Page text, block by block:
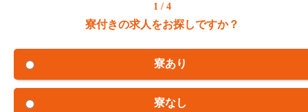
1 / 4
寮付きの求人をお探しですか？
寮あり
寮なし